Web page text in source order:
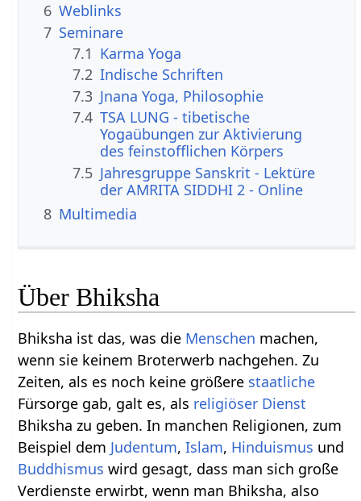
6 Weblinks
7 Seminare
7.1 Karma Yoga
7.2 Indische Schriften
7.3 Jnana Yoga, Philosophie
7.4 TSA LUNG - tibetische
Yogaübungen zur Aktivierung
des feinstofflichen Körpers
7.5 Jahresgruppe Sanskrit - Lektüre
der AMRITA SIDDHI 2 - Online
8 Multimedia
Über Bhiksha
Bhiksha ist das, was die Menschen machen,
wenn sie keinem Broterwerb nachgehen. Zu
Zeiten, als es noch keine größere staatliche
Fürsorge gab, galt es, als religiöser Dienst
Bhiksha zu geben. In manchen Religionen, zum
Beispiel dem Judentum,Islam, Hinduismus und
Buddhismus wird gesagt, dass man sich große
Verdienste erwirbt, wenn man Bhiksha, also